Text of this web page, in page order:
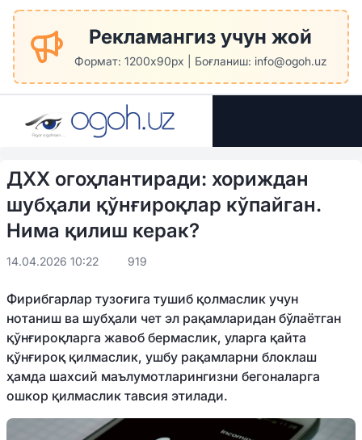
Рекламангиз учун жой
Формат: 1200x90px | Боғланиш: info@ogoh.uz
ДХХ огоҳлантиради: хориждан
шубҳали қўнғироқлар кўпайган.
Нима қилиш керак?
14.04.2026 10:22 919
Фирибгарлар тузоғига тушиб қолмаслик учун
нотаниш ва шубҳали чет эл рақамларидан бўлаётган
қўнғироқларга жавоб бермаслик, уларга қайта
қўнғироқ қилмаслик, ушбу рақамларни блоклаш
ҳамда шахсий маълумотларингизни бегоналарга
ошкор қилмаслик тавсия этилади.